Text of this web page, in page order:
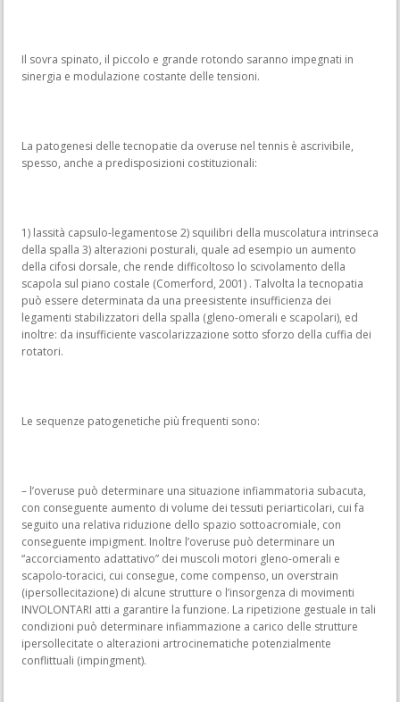
Il sovra spinato, il piccolo e grande rotondo saranno impegnati in
sinergia e modulazione costante delle tensioni.
La patogenesi delle tecnopatie da overuse nel tennis è ascrivibile,
spesso, anche a predisposizioni costituzionali:
1) lassità capsulo-legamentose 2) squilibri della muscolatura intrinseca
della spalla 3) alterazioni posturali, quale ad esempio un aumento
della cifosi dorsale, che rende difficoltoso lo scivolamento della
scapola sul piano costale (Comerford, 2001) . Talvolta la tecnopatia
può essere determinata da una preesistente insufficienza dei
legamenti stabilizzatori della spalla (gleno-omerali e scapolari), ed
inoltre: da insufficiente vascolarizzazione sotto sforzo della cuffia dei
rotatori.
Le sequenze patogenetiche più frequenti sono:
– l’overuse può determinare una situazione infiammatoria subacuta,
con conseguente aumento di volume dei tessuti periarticolari, cui fa
seguito una relativa riduzione dello spazio sottoacromiale, con
conseguente impigment. Inoltre l’overuse può determinare un
“accorciamento adattativo” dei muscoli motori gleno-omerali e
scapolo-toracici, cui consegue, come compenso, un overstrain
(ipersollecitazione) di alcune strutture o l’insorgenza di movimenti
INVOLONTARI atti a garantire la funzione. La ripetizione gestuale in tali
condizioni può determinare infiammazione a carico delle strutture
ipersollecitate o alterazioni artrocinematiche potenzialmente
conflittuali (impingment).